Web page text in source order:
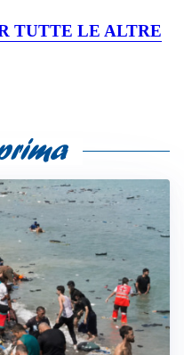
TUTTE LE ALTRE